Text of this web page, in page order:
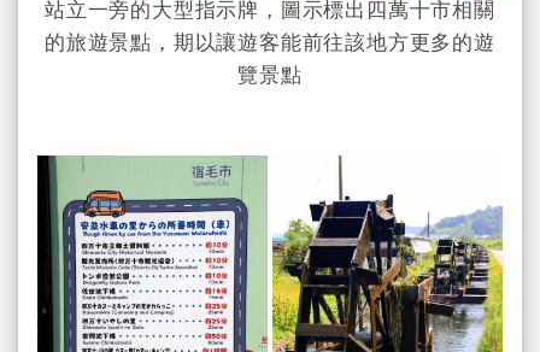
站立一旁的大型指示牌，圖示標出四萬十市相關
的旅遊景點，期以讓遊客能前往該地方更多的遊
覽景點